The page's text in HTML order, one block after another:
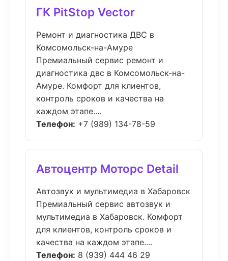
ГК PitStop Vector
Ремонт и диагностика ДВС в
Комсомольск-на-Амуре
Премиальный сервис ремонт и
диагностика двс в Комсомольск-на-
Амуре. Комфорт для клиентов,
контроль сроков и качества на
каждом этапе....
Телефон: +7 (989) 134-78-59
Автоцентр Моторс Detail
Автозвук и мультимедиа в Хабаровск
Премиальный сервис автозвук и
мультимедиа в Хабаровск. Комфорт
для клиентов, контроль сроков и
качества на каждом этапе....
Телефон: 8 (939) 444 46 29